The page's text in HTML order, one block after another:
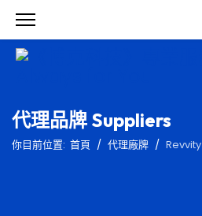
代理品牌 Suppliers
你目前位置: 首頁 代理廠牌 Revvity